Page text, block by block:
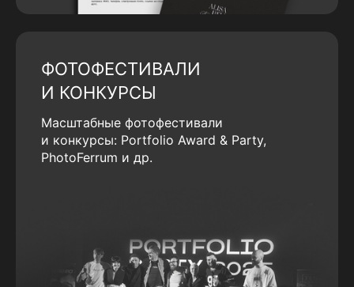
ФОТОФЕСТИВАЛИ
И КОНКУРСЫ
Масштабные фотофестивали
и конкурсы: Portfolio Award & Party,
PhotoFerrum и др.